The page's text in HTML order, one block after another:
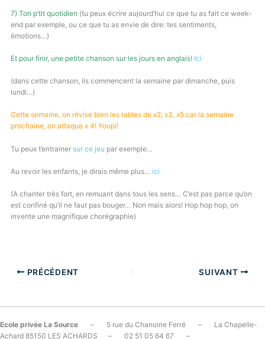
7) Ton p’tit quotidien (tu peux écrire aujourd’hui ce que tu as fait ce week-
end par exemple, ou ce que tu as envie de dire: tes sentiments,
émotions…)
Et pour finir, une petite chanson sur les jours en anglais! Ici
(dans cette chanson, ils commencent la semaine par dimanche, puis
lundi…)
Cette semaine, on révise bien les tables de x2, x3, x5 car la semaine
prochaine, on attaque x 4! Youpi!
Tu peux t’entrainer sur ce jeu par exemple…
Au revoir les enfants, je dirais même plus… ici
(A chanter très fort, en remuant dans tous les sens… C’est pas parce qu’on
est confiné qu’il ne faut pas bouger… Non mais alors! Hop hop hop, on
invente une magnifique chorégraphie)
PRÉCÉDENT SUIVANT
Ecole privée La Source – 5 rue du Chanoine Ferré – La Chapelle-
Achard 85150 LES ACHARDS – 02 51 05 64 67 –